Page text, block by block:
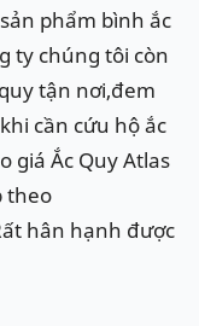
phẩm bình ắc
ty chúng tôi còn
tận nơi,đem
cần cứu hộ ắc
giá Ắc Quy Atlas
theo
hân hạnh được